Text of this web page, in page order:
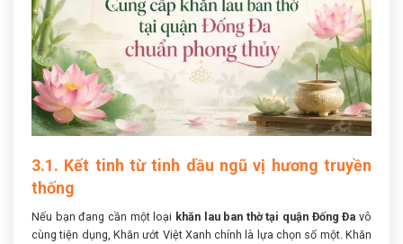
3.1. Kết tinh từ tinh dầu ngũ vị hương truyền
thống
Nếu bạn đang cần một loại khăn lau ban thờ tại quận Đống Đa vô
cùng tiện dụng, Khăn ướt Việt Xanh chính là lựa chọn số một. Khăn